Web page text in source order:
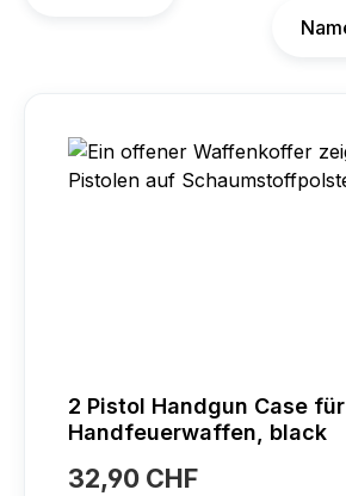
2 Pistol Handgun Case für
Handfeuerwaffen, black
Regulärer Preis:
32,90 CHF